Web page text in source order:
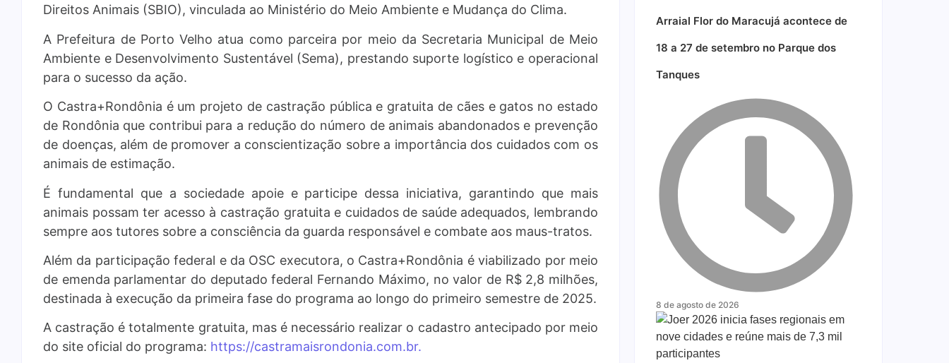
Direitos Animais (SBIO), vinculada ao Ministério do Meio Ambiente e Mudança do Clima.
A Prefeitura de Porto Velho atua como parceira por meio da Secretaria Municipal de Meio
Ambiente e Desenvolvimento Sustentável (Sema), prestando suporte logístico e operacional
para o sucesso da ação.
O Castra+Rondônia é um projeto de castração pública e gratuita de cães e gatos no estado
de Rondônia que contribui para a redução do número de animais abandonados e prevenção
de doenças, além de promover a conscientização sobre a importância dos cuidados com os
animais de estimação.
É fundamental que a sociedade apoie e participe dessa iniciativa, garantindo que mais
animais possam ter acesso à castração gratuita e cuidados de saúde adequados, lembrando
sempre aos tutores sobre a consciência da guarda responsável e combate aos maus-tratos.
Além da participação federal e da OSC executora, o Castra+Rondônia é viabilizado por meio
de emenda parlamentar do deputado federal Fernando Máximo, no valor de R$ 2,8 milhões,
destinada à execução da primeira fase do programa ao longo do primeiro semestre de 2025.
A castração é totalmente gratuita, mas é necessário realizar o cadastro antecipado por meio
do site oficial do programa: https://castramaisrondonia.com.br.
Arraial Flor do Maracujá acontece de
18 a 27 de setembro no Parque dos
Tanques
8 de agosto de 2026